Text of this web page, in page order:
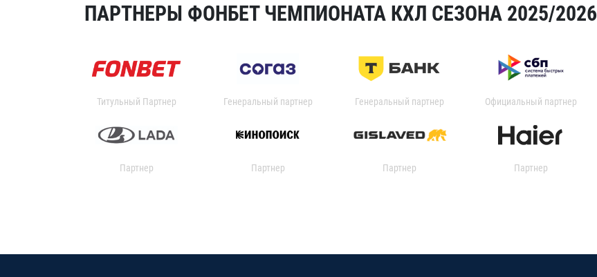
ПАРТНЕРЫ ФОНБЕТ ЧЕМПИОНАТА КХЛ СЕЗОНА 2025/2026
Титульный Партнер Генеральный партнер Генеральный партнер Официальный партнер
Партнер Партнер Партнер Партнер